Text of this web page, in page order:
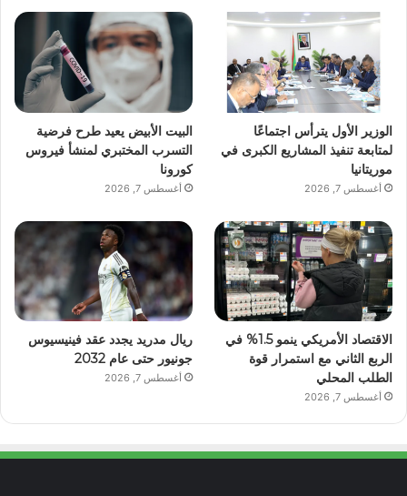
الوزير الأول يترأس اجتماعًا
لمتابعة تنفيذ المشاريع الكبرى في
موريتانيا
أغسطس 7, 2026
البيت الأبيض يعيد طرح فرضية
التسرب المختبري لمنشأ فيروس
كورونا
أغسطس 7, 2026
الاقتصاد الأمريكي ينمو 1.5% في
الربع الثاني مع استمرار قوة
الطلب المحلي
أغسطس 7, 2026
ريال مدريد يجدد عقد فينيسيوس
جونيور حتى عام 2032
أغسطس 7, 2026